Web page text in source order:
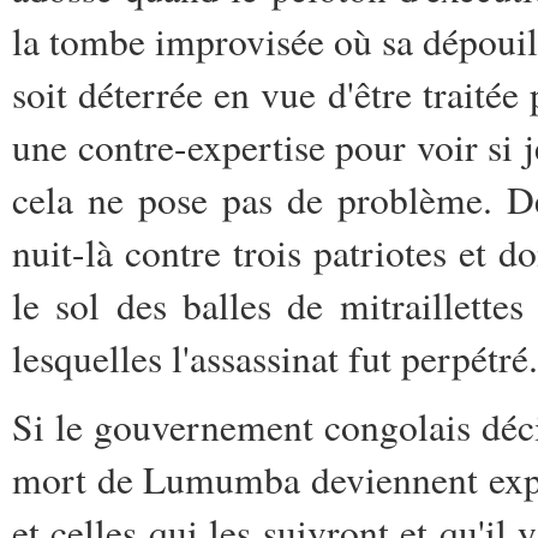
la tombe improvisée où sa
soit déterrée en vue d'être
une contre-expertise pour voir si
cela ne pose pas de problème.
nuit-là contre trois patriotes et
le sol des balles de
lesquelles l'assassinat fut perpétré.
Si le gouvernement congolais
mort de Lumumba deviennent